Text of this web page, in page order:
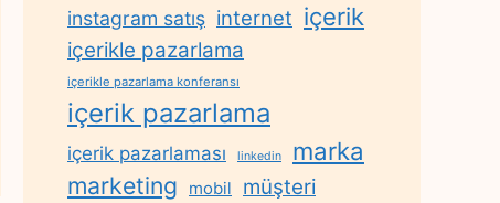
instagram satış internet içerik
içerikle pazarlama
içerikle pazarlama konferansı
içerik pazarlama
içerik pazarlaması linkedin marka
marketing mobil müşteri